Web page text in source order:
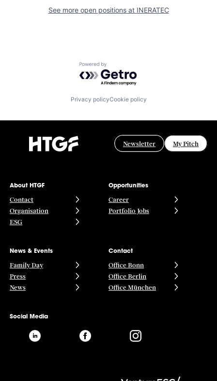
See more open positions at INERATEC
Powered by Getro.com
Privacy policyCookie policy
Newsletter My Pitch
About HTGF
Contact
Organisation
ESG
Opportunities
Career
Portfolio Jobs
News & Events
Family Day
Press
News
Contact
Office Bonn
Office Berlin
Office München
Social Media